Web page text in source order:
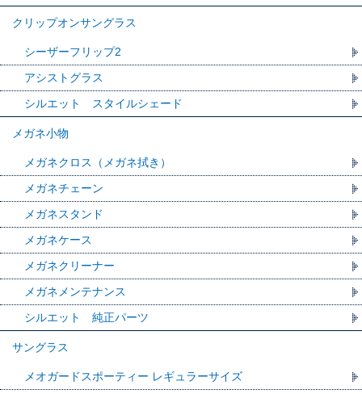
クリップオンサングラス
シーザーフリップ2
アシストグラス
シルエット スタイルシェード
メガネ小物
メガネクロス（メガネ拭き）
メガネチェーン
メガネスタンド
メガネケース
メガネクリーナー
メガネメンテナンス
シルエット 純正パーツ
サングラス
メオガードスポーティー レギュラーサイズ